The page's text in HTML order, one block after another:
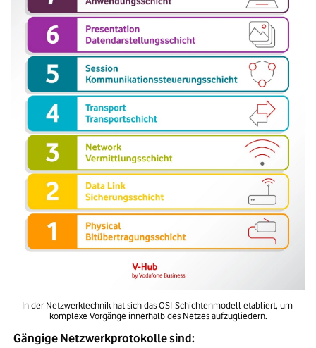
In der Netzwerktechnik hat sich das OSI-Schichtenmodell etabliert, um
komplexe Vorgänge innerhalb des Netzes aufzugliedern.
Gängige Netzwerkprotokolle sind: